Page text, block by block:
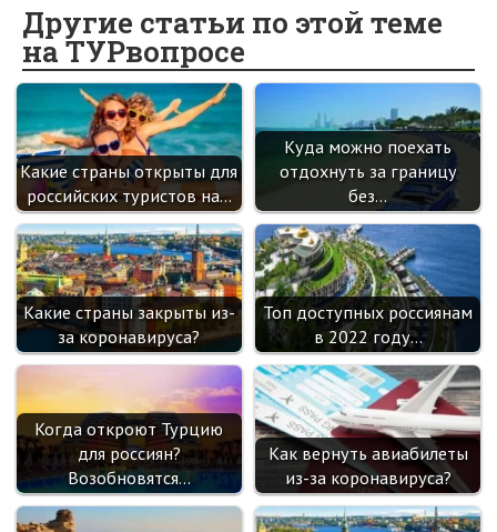
o
o
k
o
kl
as
sn
ik
i
er dI
n
es
t
a
m
Другие статьи по этой теме
на ТУРвопросе
Какие страны открыты для
российских туристов на…
Куда можно поехать
отдохнуть за границу
без…
Какие страны закрыты из-
за коронавируса?
Топ доступных россиянам
в 2022 году…
Когда откроют Турцию
для россиян?
Возобновятся…
Как вернуть авиабилеты
из-за коронавируса?